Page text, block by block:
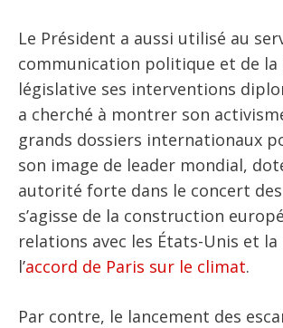
Le Président a aussi utilisé au
communication politique et de la
législative ses interventions
a cherché à montrer son
grands dossiers internationaux
son image de leader mondial,
autorité forte dans le concert des
s’agisse de la construction
relations avec les États-Unis et la
l’accord de Paris sur le climat.
Par contre, le lancement des